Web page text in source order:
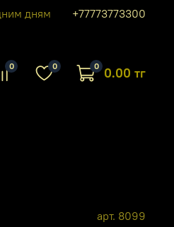
дням +77773773300
0 0 0 0.00 тг
арт. 8099